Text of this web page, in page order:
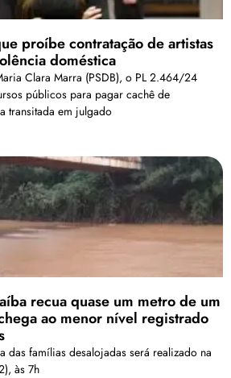
proíbe contratação de artistas
doméstica
Clara Marra (PSDB), o PL 2.464/24
públicos para pagar cachê de
transitada em julgado
recua quase um metro de um
ao menor nível registrado
das famílias desalojadas será realizado na
às 7h